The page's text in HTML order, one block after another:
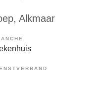
, Alkmaar